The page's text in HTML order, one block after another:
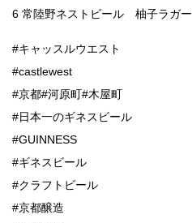
6 常陸野ネストビール 柚子ラガー
#キャッスルウエスト
#castlewest
#京都#河原町#木屋町
#日本一のギネスビール
#GUINNESS
#ギネスビール
#クラフトビール
#京都醸造